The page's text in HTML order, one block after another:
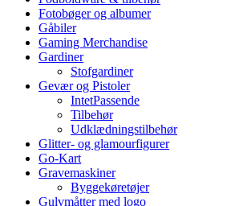
Fotobøger og albumer
Gåbiler
Gaming Merchandise
Gardiner
Stofgardiner
Gevær og Pistoler
IntetPassende
Tilbehør
Udklædningstilbehør
Glitter- og glamourfigurer
Go-Kart
Gravemaskiner
Byggekøretøjer
Gulvmåtter med logo